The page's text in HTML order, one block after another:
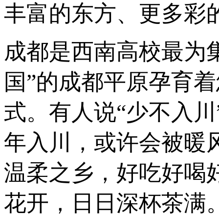
丰富的东方、更多彩
成都是西南高校最为
国”的成都平原孕育
式。有人说“少不入
年入川，或许会被暖
温柔之乡，好吃好喝
花开，日日深杯茶满